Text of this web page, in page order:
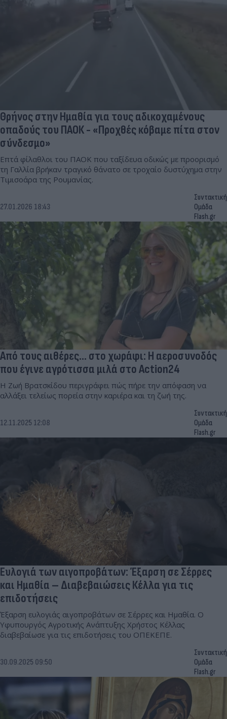
Θρήνος στην Ημαθία για τους αδικοχαμένους
οπαδούς του ΠΑΟΚ - «Προχθές κόβαμε πίτα στον
σύνδεσμο»
Επτά φίλαθλοι του ΠΑΟΚ που ταξίδευα οδικώς με προορισμό
τη Γαλλία βρήκαν τραγικό θάνατο σε τροχαίο δυστύχημα στην
Τιμισοάρα της Ρουμανίας.
27.01.2026 18:43
Συντακτική
Ομάδα
Flash.gr
Από τους αιθέρες... στο χωράφι: Η αεροσυνοδός
που έγινε αγρότισσα μιλά στο Action24
Η Ζωή Βρατσκίδου περιγράφει πώς πήρε την απόφαση να
αλλάξει τελείως πορεία στην καριέρα και τη ζωή της.
12.11.2025 12:08
Συντακτική
Ομάδα
Flash.gr
Ευλογιά των αιγοπροβάτων: Έξαρση σε Σέρρες
και Ημαθία – Διαβεβαιώσεις Κέλλα για τις
επιδοτήσεις
Έξαρση ευλογιάς αιγοπροβάτων σε Σέρρες και Ημαθία. Ο
Υφυπουργός Αγροτικής Ανάπτυξης Χρήστος Κέλλας
διαβεβαίωσε για τις επιδοτήσεις του ΟΠΕΚΕΠΕ.
30.09.2025 09:50
Συντακτική
Ομάδα
Flash.gr